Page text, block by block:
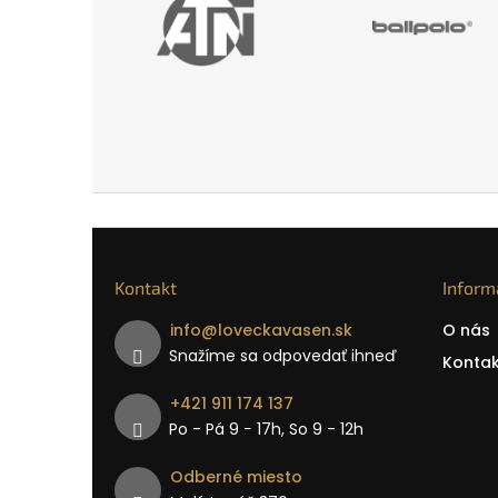
Kontakt
info@loveckavasen.sk
Snažíme sa odpovedať ihneď
+421 911 174 137
Po - Pá 9 − 17h, So 9 - 12h
Odberné miesto
O nás